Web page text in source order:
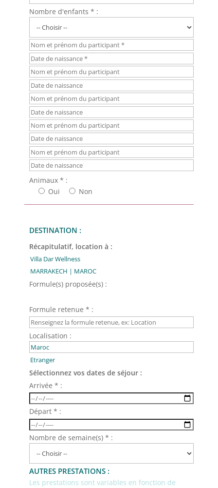
Nombre d'enfants * :
Animaux * :
Oui
Non
DESTINATION :
Récapitulatif, location à :
Formule(s) proposée(s) :
Formule retenue * :
Localisation :
Sélectionnez vos dates de séjour :
Arrivée * :
Départ * :
Nombre de semaine(s) * :
AUTRES PRESTATIONS :
Les prestations sont variables en fonction de